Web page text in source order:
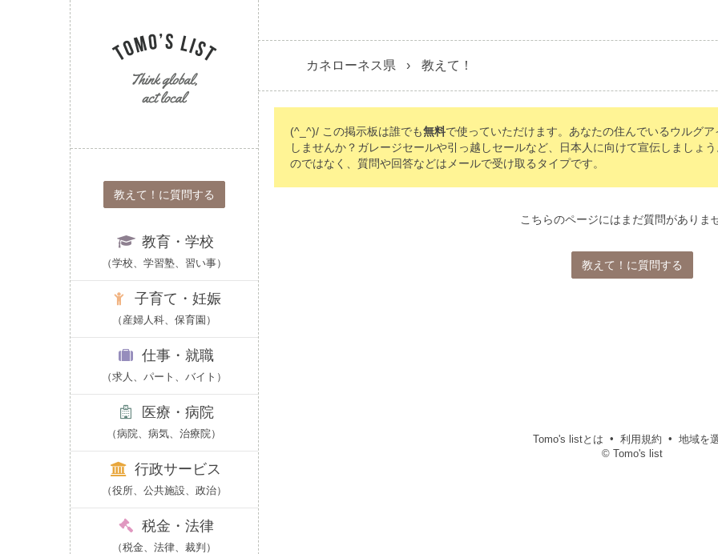
教えて！に質問する
教育・学校
（学校、学習塾、習い事）
子育て・妊娠
（産婦人科、保育園）
仕事・就職
（求人、パート、バイト）
医療・病院
（病院、病気、治療院）
行政サービス
（役所、公共施設、政治）
税金・法律
（税金、法律、裁判）
カネローネス県 教えて！
(^_^)/ この掲示板は誰でも無料で使っていただけます。あなたの住んでいるウルグ
しませんか？ガレージセールや引っ越しセールなど、日本人に向けて宣伝しましょ
のではなく、質問や回答などはメールで受け取るタイプです。
こちらのページにはまだ質問がありま
教えて！に質問する
Tomo's listとは 利用規約
地域を
© Tomo's list